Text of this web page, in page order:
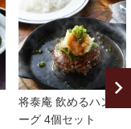
将泰庵 飲めるハンバ
ーグ 4個セット